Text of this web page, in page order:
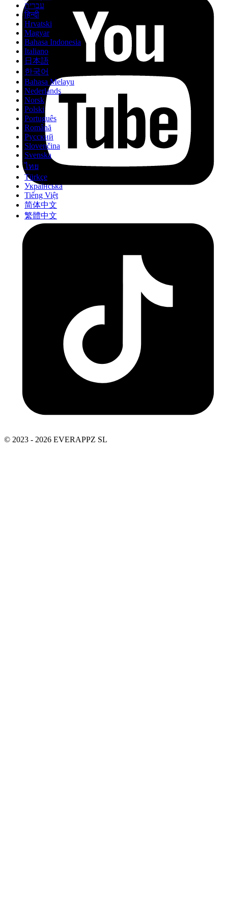
עברית
हिन्दी
Hrvatski
Magyar
Bahasa Indonesia
Italiano
日本語
한국어
Bahasa Melayu
Nederlands
Norsk
Polski
Português
Română
Русский
Slovenčina
Svenska
ไทย
Türkçe
Українська
Tiếng Việt
简体中文
繁體中文
© 2023 - 2026 EVERAPPZ SL